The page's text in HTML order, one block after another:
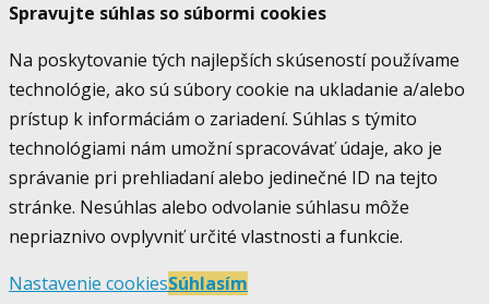
Spravujte súhlas so súbormi cookies
Na poskytovanie tých najlepších skúseností používame
technológie, ako sú súbory cookie na ukladanie a/alebo
prístup k informáciám o zariadení. Súhlas s týmito
technológiami nám umožní spracovávať údaje, ako je
správanie pri prehliadaní alebo jedinečné ID na tejto
stránke. Nesúhlas alebo odvolanie súhlasu môže
nepriaznivo ovplyvniť určité vlastnosti a funkcie.
Nastavenie cookiesSúhlasím